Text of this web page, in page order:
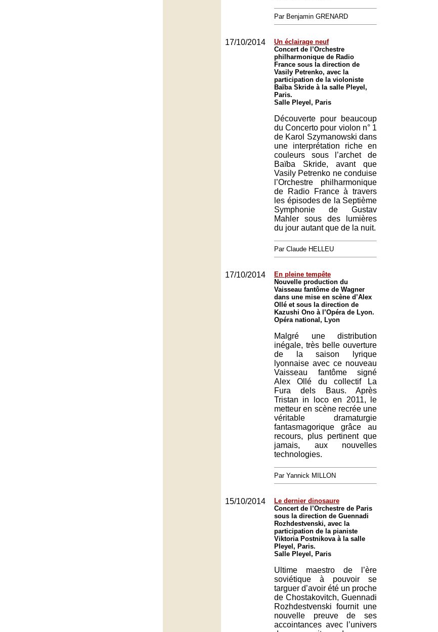
Par Benjamin GRENARD
17/10/2014
Un éclairage neuf
Concert de l’Orchestre
philharmonique de Radio
France sous la direction de
Vasily Petrenko, avec la
participation de la violoniste
Baïba Skride à la salle Pleyel,
Paris.
Salle Pleyel, Paris
Découverte pour beaucoup
du Concerto pour violon n° 1
de Karol Szymanowski dans
une interprétation riche en
couleurs sous l’archet de
Baïba Skride, avant que
Vasily Petrenko ne conduise
l’Orchestre philharmonique
de Radio France à travers
les épisodes de la Septième
Symphonie de Gustav
Mahler sous des lumières
du jour autant que de la nuit.
Par Claude HELLEU
17/10/2014
En pleine tempête
Nouvelle production du
Vaisseau fantôme de Wagner
dans une mise en scène d’Alex
Ollé et sous la direction de
Kazushi Ono à l’Opéra de Lyon.
Opéra national, Lyon
Malgré une distribution
inégale, très belle ouverture
de la saison lyrique
lyonnaise avec ce nouveau
Vaisseau fantôme signé
Alex Ollé du collectif La
Fura dels Baus. Après
Tristan in loco en 2011, le
metteur en scène recrée une
véritable dramaturgie
fantasmagorique grâce au
recours, plus pertinent que
jamais, aux nouvelles
technologies.
Par Yannick MILLON
15/10/2014
Le dernier dinosaure
Concert de l’Orchestre de Paris
sous la direction de Guennadi
Rozhdestvenski, avec la
participation de la pianiste
Viktoria Postnikova à la salle
Pleyel, Paris.
Salle Pleyel, Paris
Ultime maestro de l’ère
soviétique à pouvoir se
targuer d’avoir été un proche
de Chostakovitch, Guennadi
Rozhdestvenski fournit une
nouvelle preuve de ses
accointances avec l’univers